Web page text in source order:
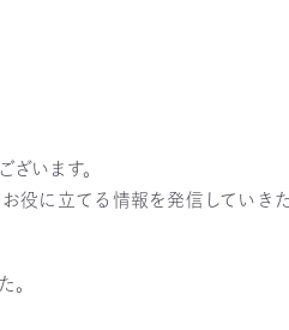
います。
役に立てる情報を発信していき
。